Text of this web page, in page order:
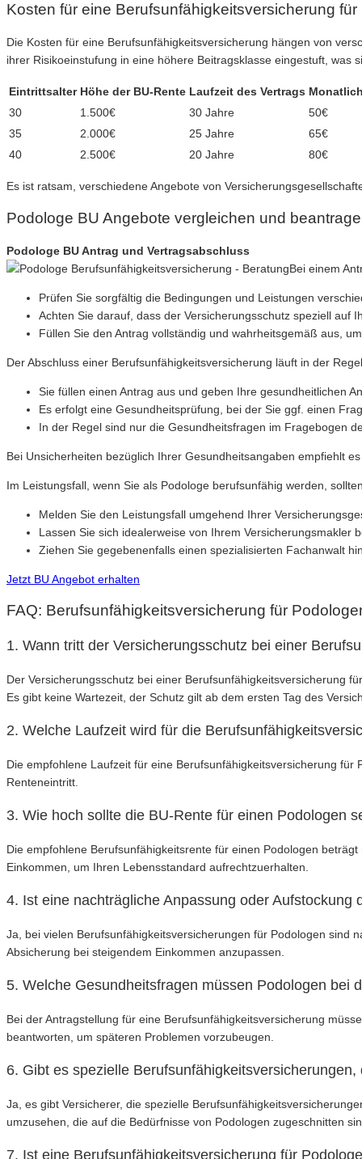
Kosten für eine Berufsunfähigkeitsversicherung
Die Kosten für eine Berufsunfähigkeitsversicherung hängen von
ihrer Risikoeinstufung in eine höhere Beitragsklasse eingestuft, was
Eintrittsalter Höhe der BU-Rente Laufzeit des Vertrags
30
1.500€ 30 Jahre
50€
35
2.000€ 25 Jahre
65€
40
2.500€ 20 Jahre 80€
Es ist ratsam, verschiedene Angebote von
Podologe BU Angebote vergleichen und
Podologe BU Antrag und Vertragsabschluss
Bei einem
Prüfen Sie sorgfältig die Bedingungen und Leistungen
Achten Sie darauf, dass der Versicherungsschutz speziell auf
Füllen Sie den Antrag vollständig und wahrheitsgemäß aus,
Der Abschluss einer Berufsunfähigkeitsversicherung läuft in der
Sie füllen einen Antrag aus und geben Ihre gesundheitlichen
Es erfolgt eine Gesundheitsprüfung, bei der Sie ggf. einen
In der Regel sind nur die Gesundheitsfragen im Fragebogen
Bei Unsicherheiten bezüglich Ihrer Gesundheitsangaben empfiehlt
Im Leistungsfall, wenn Sie als Podologe berufsunfähig werden,
Melden Sie den Leistungsfall umgehend Ihrer
Lassen Sie sich idealerweise von Ihrem Versicherungsmakler
Ziehen Sie gegebenenfalls einen spezialisierten Fachanwalt
Jetzt BU Angebot erhalten
FAQ: Berufsunfähigkeitsversicherung für
1. Wann tritt der Versicherungsschutz bei einer
Der Versicherungsschutz bei einer Berufsunfähigkeitsversicherung
Es gibt keine Wartezeit, der Schutz gilt ab dem ersten Tag des
2. Welche Laufzeit wird für die
Die empfohlene Laufzeit für eine Berufsunfähigkeitsversicherung
Renteneintritt.
3. Wie hoch sollte die BU-Rente für einen Podologen
Die empfohlene Berufsunfähigkeitsrente für einen Podologen
Einkommen, um Ihren Lebensstandard aufrechtzuerhalten.
4. Ist eine nachträgliche Anpassung oder Aufstockung
Ja, bei vielen Berufsunfähigkeitsversicherungen für Podologen sind
Absicherung bei steigendem Einkommen anzupassen.
5. Welche Gesundheitsfragen müssen Podologen bei
Bei der Antragstellung für eine Berufsunfähigkeitsversicherung
beantworten, um späteren Problemen vorzubeugen.
6. Gibt es spezielle
Ja, es gibt Versicherer, die spezielle
umzusehen, die auf die Bedürfnisse von Podologen zugeschnitten
7. Ist eine Berufsunfähigkeitsversicherung für